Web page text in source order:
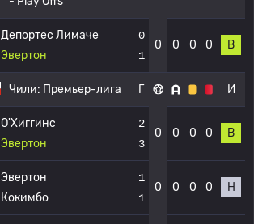
Депортес Лимаче
Эвертон
0
1
0 0 0 0 В
Чили: Премьер-лига Г И
О'Хиггинс
Эвертон
2
3
0 0 0 0 В
Эвертон
Кокимбо
1
1
0 0 0 0 Н